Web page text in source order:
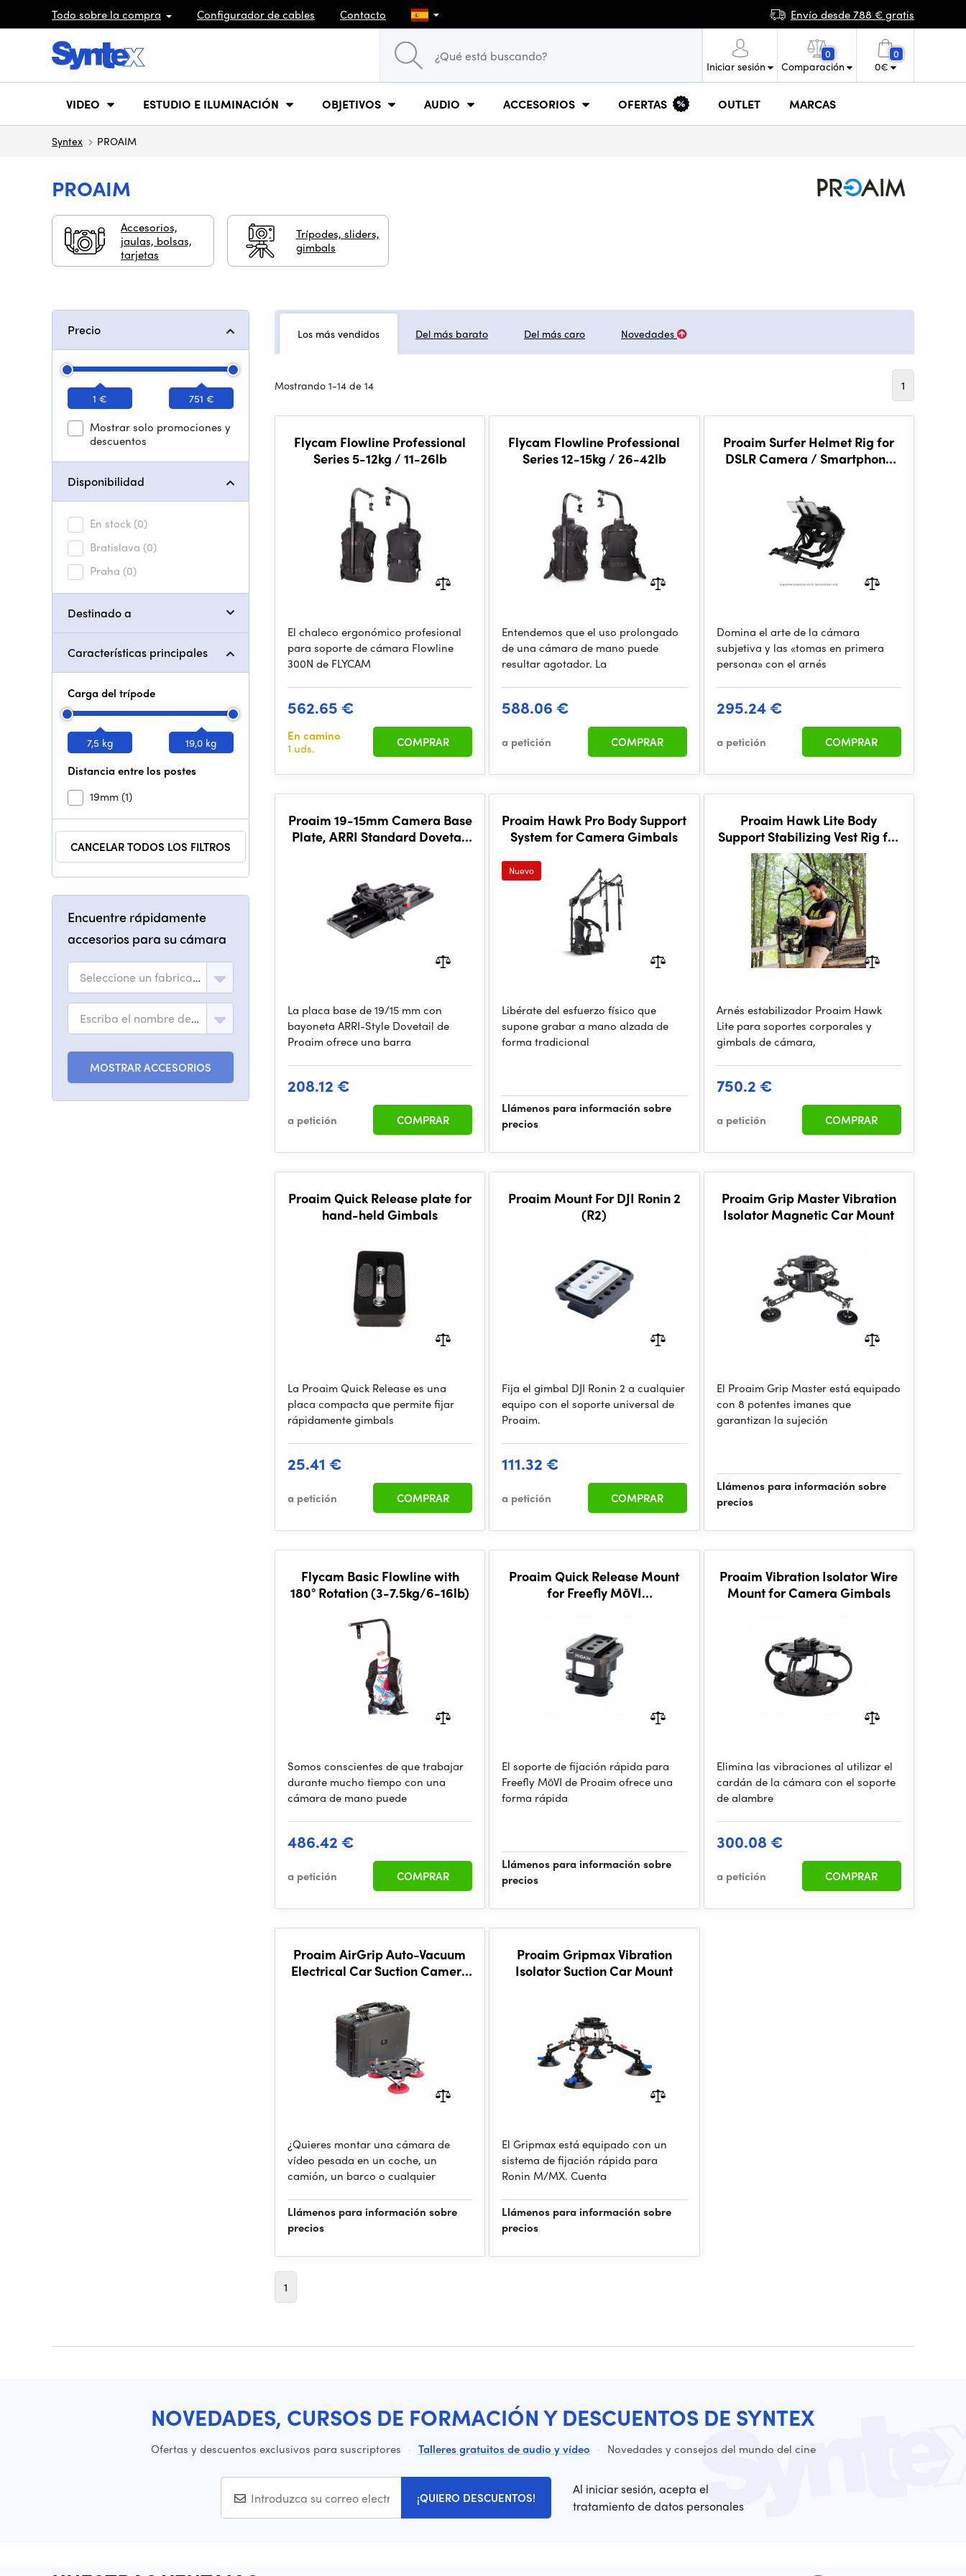
Todo sobre la compra Configurador de cables Contacto Envío desde 788 € gratis
Iniciar sesión
0
Comparación
0
0€
VIDEO ESTUDIO E ILUMINACIÓN OBJETIVOS AUDIO ACCESORIOS OFERTAS OUTLET MARCAS
Syntex PROAIM
PROAIM
Accesorios,
jaulas, bolsas,
tarjetas
Trípodes, sliders,
gimbals
Precio
1 € 751 €
Mostrar solo promociones y
descuentos
Disponibilidad
En stock (0)
Bratislava (0)
Praha (0)
Destinado a
Características principales
Carga del trípode
7,5 kg 19,0 kg
Distancia entre los postes
19mm(1)
CANCELAR TODOS LOS FILTROS
Encuentre rápidamente
accesorios para su cámara
Seleccione un fabricante
Escriba el nombre del modelo
MOSTRAR ACCESORIOS
Los más vendidos Del más barato Del más caro Novedades
Mostrando 1-14 de 14 1
Flycam Flowline Professional
Series 5-12kg / 11-26lb
El chaleco ergonómico profesional
para soporte de cámara Flowline
300N de FLYCAM
562.65 €
En camino
1 uds.
COMPRAR
Flycam Flowline Professional
Series 12-15kg / 26-42lb
Entendemos que el uso prolongado
de una cámara de mano puede
resultar agotador. La
588.06 €
a petición COMPRAR
Proaim Surfer Helmet Rig for
DSLR Camera / Smartphone
Domina el arte de la cámara
subjetiva y las «tomas en primera
persona» con el arnés
295.24 €
a petición COMPRAR
Proaim 19-15mm Camera Base
Plate, ARRI Standard Dovetail
La placa base de 19/15 mm con
bayoneta ARRI-Style Dovetail de
Proaim ofrece una barra
208.12 €
a petición COMPRAR
Proaim Hawk Pro Body Support
System for Camera Gimbals
Nuevo
Libérate del esfuerzo físico que
supone grabar a mano alzada de
forma tradicional
Llámenos para información sobre
precios
Proaim Hawk Lite Body
Support Stabilizing Vest Rig for
Camera Gimbals
Arnés estabilizador Proaim Hawk
Lite para soportes corporales y
gimbals de cámara,
750.2 €
a petición COMPRAR
Proaim Quick Release plate for
hand-held Gimbals
La Proaim Quick Release es una
placa compacta que permite fijar
rápidamente gimbals
25.41 €
a petición COMPRAR
Proaim Mount For DJI Ronin 2
(R2)
Fija el gimbal DJI Ronin 2 a cualquier
equipo con el soporte universal de
Proaim.
111.32 €
a petición COMPRAR
Proaim Grip Master Vibration
Isolator Magnetic Car Mount
El Proaim Grip Master está equipado
con 8 potentes imanes que
garantizan la sujeción
Llámenos para información sobre
precios
Flycam Basic Flowline with
180° Rotation (3-7.5kg/6-16lb)
Somos conscientes de que trabajar
durante mucho tiempo con una
cámara de mano puede
486.42 €
a petición COMPRAR
Proaim Quick Release Mount
for Freefly MōVI
El soporte de fijación rápida para
Freefly MōVI de Proaim ofrece una
forma rápida
Llámenos para información sobre
precios
Proaim Vibration Isolator Wire
Mount for Camera Gimbals
Elimina las vibraciones al utilizar el
cardán de la cámara con el soporte
de alambre
300.08 €
a petición COMPRAR
Proaim AirGrip Auto-Vacuum
Electrical Car Suction Camera
¿Quieres montar una cámara de
vídeo pesada en un coche, un
camión, un barco o cualquier
Llámenos para información sobre
precios
Proaim Gripmax Vibration
Isolator Suction Car Mount
El Gripmax está equipado con un
sistema de fijación rápida para
Ronin M/MX. Cuenta
Llámenos para información sobre
precios
1
NOVEDADES, CURSOS DE FORMACIÓN Y DESCUENTOS DE SYNTEX
Ofertas y descuentos exclusivos para suscriptores · Talleres gratuitos de audio y vídeo · Novedades y consejos del mundo del cine
¡QUIERO DESCUENTOS!
Al iniciar sesión, acepta el
tratamiento de datos personales